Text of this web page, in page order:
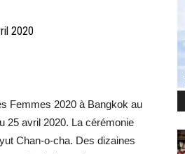
2020
Femmes 2020 à Bangkok au
25 avril 2020. La cérémonie
Chan-o-cha. Des dizaines